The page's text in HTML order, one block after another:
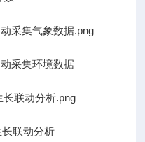
采集环境数据
联动分析